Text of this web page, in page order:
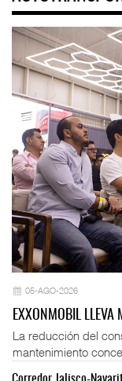
05-AGO-2026
EXXONMOBIL LLEVA
La reducción del
mantenimiento